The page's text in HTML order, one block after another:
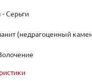
-Серьги
(недрагоценный